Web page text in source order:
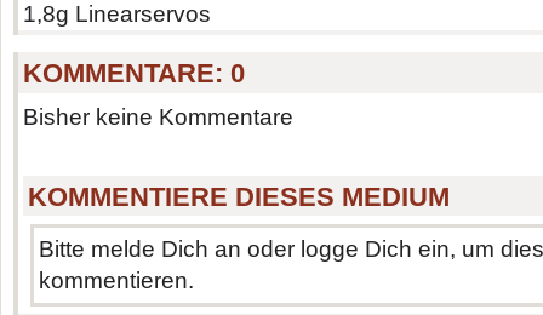
1,8g Linearservos
KOMMENTARE:0
Bisher keine Kommentare
KOMMENTIERE DIESES MEDIUM
Bitte melde Dich an oder logge Dich ein, um
kommentieren.